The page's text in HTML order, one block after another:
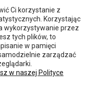
Ci korzystanie z
Korzystając
wykorzystywanie przez
tych plików, to
w pamięci
zarządzać
w naszej Polityce